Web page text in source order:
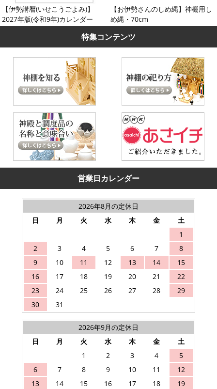
【伊勢講暦(いせこうごよみ)】
2027年版(令和9年)カレンダー
【お伊勢さんのしめ縄】神棚用し
め縄・70cm
特集コンテンツ
営業日カレンダー
2026年8月の定休日
日
月 火 水 木 金
土
1
2
3 4 5 6 7
8
9
10 11 12 13 14
15
16
17 18 19 20 21
22
23
24 25 26 27 28
29
30
31
2026年9月の定休日
日
月 火 水 木 金
土
1
2 3 4
5
6
7 8 9 10 11
12
13
14 15 16 17 18
19